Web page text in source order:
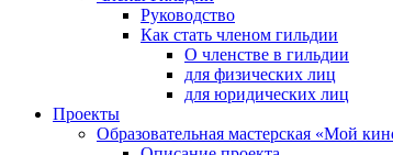
Руководство
Как стать членом гильдии
О членстве в гильдии
для физических лиц
для юридических лиц
Проекты
Образовательная мастерская «Мой